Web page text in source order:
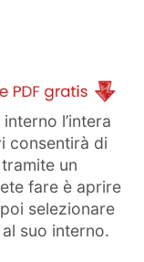
l’intera
consentirà di
un
fare è aprire
selezionare
suo interno.